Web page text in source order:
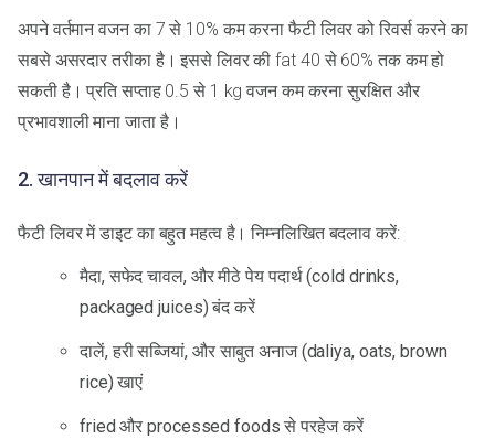
अपने वर्तमान वजन का 7 से 10% कम करना फैटी लिवर को रिवर्स करने का
सबसे असरदार तरीका है। इससे लिवर की fat 40 से 60% तक कम हो
सकती है। प्रति सप्ताह 0.5 से 1 kg वजन कम करना सुरक्षित और
प्रभावशाली माना जाता है।
2. खानपान में बदलाव करें
फैटी लिवर में डाइट का बहुत महत्व है। निम्नलिखित बदलाव करें:
मैदा, सफेद चावल, और मीठे पेय पदार्थ (cold drinks,
packaged juices) बंद करें
दालें, हरी सब्जियां, और साबुत अनाज (daliya, oats, brown
rice) खाएं
fried और processed foods से परहेज करें